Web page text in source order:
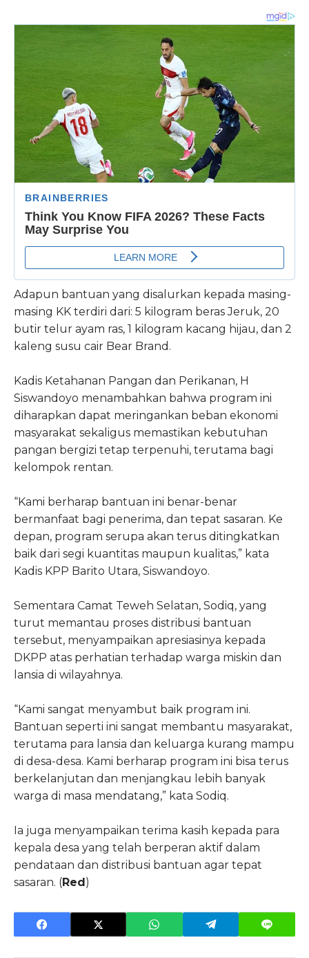
Adapun bantuan yang disalurkan kepada masing-
masing KK terdiri dari: 5 kilogram beras Jeruk, 20
butir telur ayam ras, 1 kilogram kacang hijau, dan 2
kaleng susu cair Bear Brand.
Kadis Ketahanan Pangan dan Perikanan, H
Siswandoyo menambahkan bahwa program ini
diharapkan dapat meringankan beban ekonomi
masyarakat sekaligus memastikan kebutuhan
pangan bergizi tetap terpenuhi, terutama bagi
kelompok rentan.
“Kami berharap bantuan ini benar-benar
bermanfaat bagi penerima, dan tepat sasaran. Ke
depan, program serupa akan terus ditingkatkan
baik dari segi kuantitas maupun kualitas,” kata
Kadis KPP Barito Utara, Siswandoyo.
Sementara Camat Teweh Selatan, Sodiq, yang
turut memantau proses distribusi bantuan
tersebut, menyampaikan apresiasinya kepada
DKPP atas perhatian terhadap warga miskin dan
lansia di wilayahnya.
“Kami sangat menyambut baik program ini.
Bantuan seperti ini sangat membantu masyarakat,
terutama para lansia dan keluarga kurang mampu
di desa-desa. Kami berharap program ini bisa terus
berkelanjutan dan menjangkau lebih banyak
warga di masa mendatang,” kata Sodiq.
Ia juga menyampaikan terima kasih kepada para
kepala desa yang telah berperan aktif dalam
pendataan dan distribusi bantuan agar tepat
sasaran. (Red)